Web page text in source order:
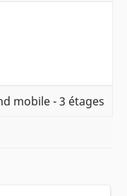
mobile - 3 étages